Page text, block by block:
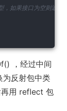
，如果接口为空则返
，经过中间
反射包中类
用 reflect 包